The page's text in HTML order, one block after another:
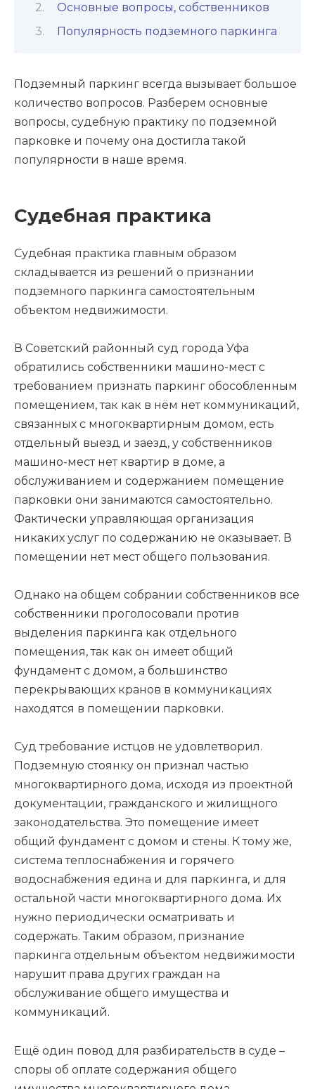
Основные вопросы, собственников
Популярность подземного паркинга
Подземный паркинг всегда вызывает большое
количество вопросов. Разберем основные
вопросы, судебную практику по подземной
парковке и почему она достигла такой
популярности в наше время.
Судебная практика
Судебная практика главным образом
складывается из решений о признании
подземного паркинга самостоятельным
объектом недвижимости.
В Советский районный суд города Уфа
обратились собственники машино-мест с
требованием признать паркинг обособленным
помещением, так как в нём нет коммуникаций,
связанных с многоквартирным домом, есть
отдельный выезд и заезд, у собственников
машино-мест нет квартир в доме, а
обслуживанием и содержанием помещение
парковки они занимаются самостоятельно.
Фактически управляющая организация
никаких услуг по содержанию не оказывает. В
помещении нет мест общего пользования.
Однако на общем собрании собственников все
собственники проголосовали против
выделения паркинга как отдельного
помещения, так как он имеет общий
фундамент с домом, а большинство
перекрывающих кранов в коммуникациях
находятся в помещении парковки.
Суд требование истцов не удовлетворил.
Подземную стоянку он признал частью
многоквартирного дома, исходя из проектной
документации, гражданского и жилищного
законодательства. Это помещение имеет
общий фундамент с домом и стены. К тому же,
система теплоснабжения и горячего
водоснабжения едина и для паркинга, и для
остальной части многоквартирного дома. Их
нужно периодически осматривать и
содержать. Таким образом, признание
паркинга отдельным объектом недвижимости
нарушит права других граждан на
обслуживание общего имущества и
коммуникаций.
Ещё один повод для разбирательств в суде –
споры об оплате содержания общего